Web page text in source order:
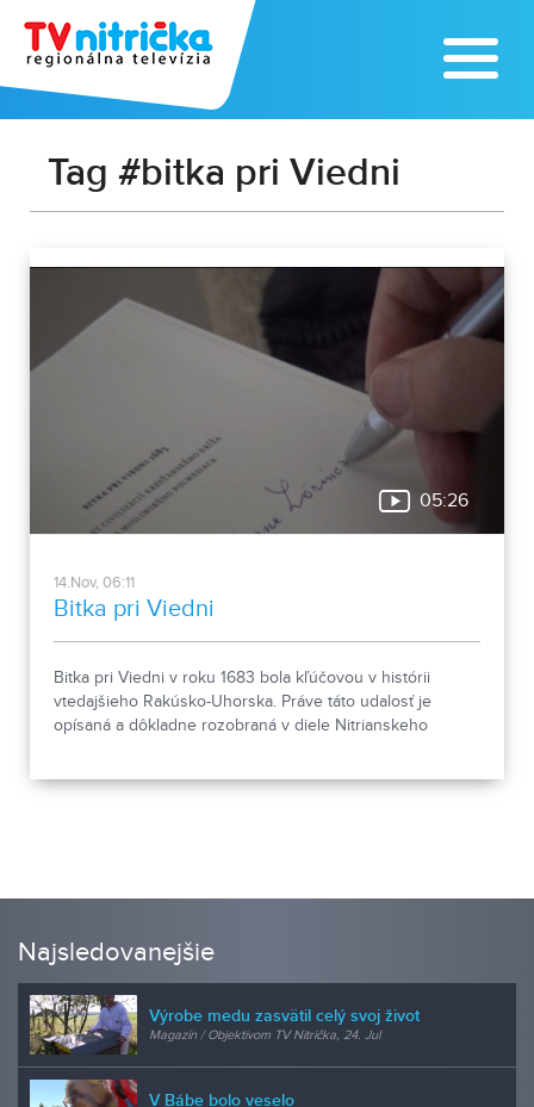
Tag #bitka pri Viedni
05:26
14.Nov, 06:11
Bitka pri Viedni
Bitka pri Viedni v roku 1683 bola kľúčovou v histórii
vtedajšieho Rakúsko-Uhorska. Práve táto udalosť je
opísaná a dôkladne rozobraná v diele Nitrianskeho
Najsledovanejšie
Výrobe medu zasvätil celý svoj život
Magazín / Objektívom TV Nitrička, 24. Jul
V Bábe bolo veselo